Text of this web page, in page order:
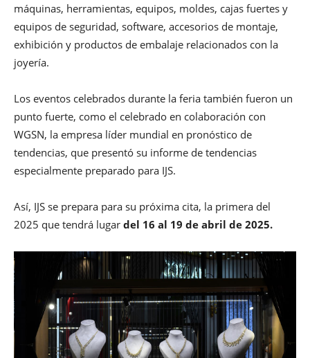
máquinas, herramientas, equipos, moldes, cajas fuertes y
equipos de seguridad, software, accesorios de montaje,
exhibición y productos de embalaje relacionados con la
joyería.
Los eventos celebrados durante la feria también fueron un
punto fuerte, como el celebrado en colaboración con
WGSN, la empresa líder mundial en pronóstico de
tendencias, que presentó su informe de tendencias
especialmente preparado para IJS.
Así, IJS se prepara para su próxima cita, la primera del
2025 que tendrá lugar del 16 al 19 de abril de 2025.